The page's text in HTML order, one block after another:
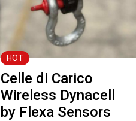
HOT
Celle di Carico
Wireless Dynacell
by Flexa Sensors